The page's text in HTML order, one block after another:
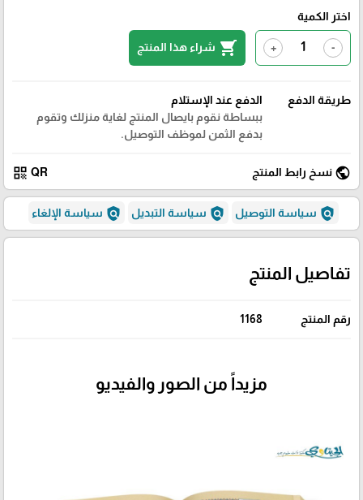
اختر الكمية
-
+
shopping_cart شراء هذا المنتج
طريقة الدفع
الدفع عند الإستلام
ببساطة نقوم بايصال المنتج لغاية منزلك وتقوم
بدفع الثمن لموظف التوصيل.
public نسخ رابط المنتج QR
qr_code
policy سياسة التوصيل policy سياسة التبديل policy سياسة الإلغاء
تفاصيل المنتج
رقم المنتج 1168
مزيداً من الصور والفيديو